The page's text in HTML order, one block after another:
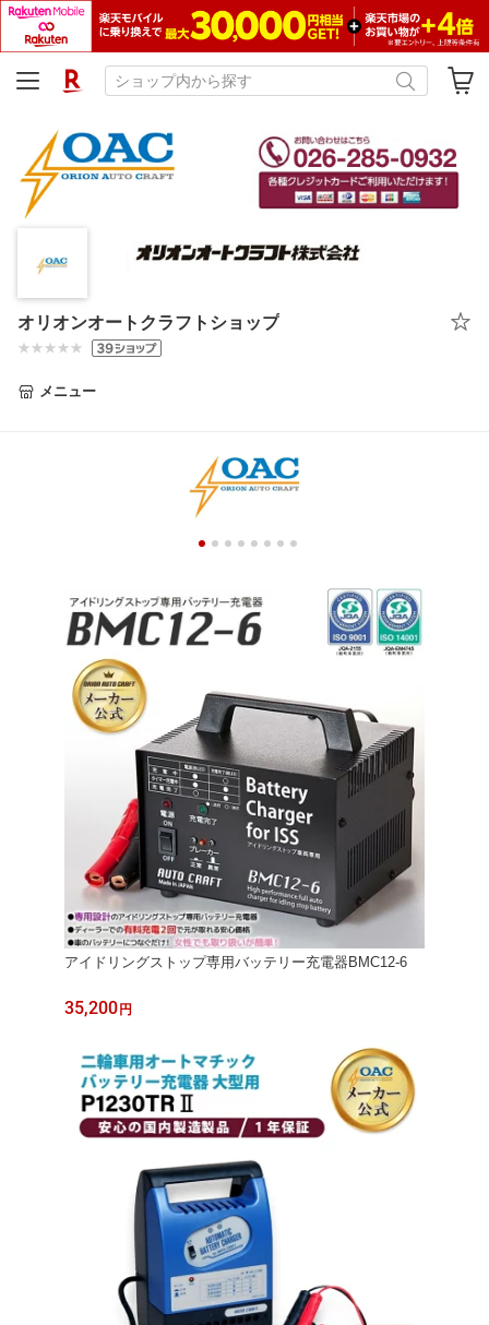
オリオンオートクラフトショップ
メニュー
アイドリングストップ専用バッテリー充電器BMC12-6
35,200 円